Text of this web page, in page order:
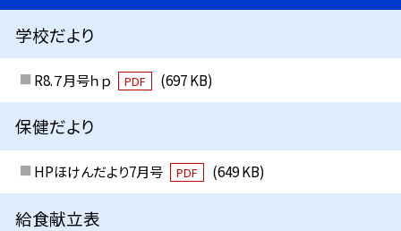
学校だより
R8.７月号ｈｐ PDF (697 KB)
保健だより
HPほけんだより7月号 PDF (649 KB)
給食献立表